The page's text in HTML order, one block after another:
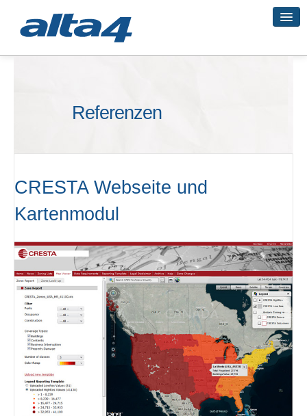
3D-Vermessung
Fotodokumentation
alta4 im Überblick
Referenzen
CRESTA Webseite und
Kartenmodul